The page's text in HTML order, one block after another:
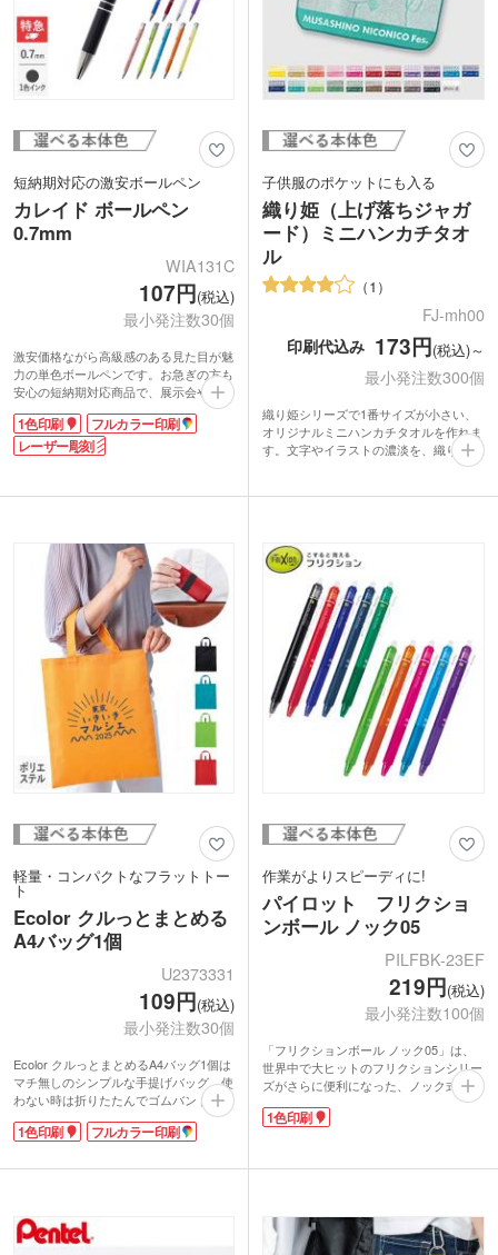
短納期対応の激安ボールペン
カレイド ボールペン
0.7mm
WIA131C
107円(税込)
最小発注数30個
激安価格ながら高級感のある見た目が魅
力の単色ボールペンです。お急ぎの方も
安心の短納期対応商品で、展示会やオー
プンキャンパスなど大勢の来場者への配
布におすすめ。スルスル書ける滑らかな
書き心地で、オンオフ問わず使えます。
学生からビジネスパーソンまで幅広い層
印刷方法は1色・フルカラー・レーザー
合った本体色を探しやすいです。
1色印刷
フルカラー印刷
レーザー彫刻
子供服のポケットにも入る
織り姫（上げ落ちジャガ
ード）ミニハンカチタオ
ル
1
FJ-mh00
印刷代込み 173円(税込)～
最小発注数300個
織り姫シリーズで1番サイズが小さい、
オリジナルミニハンカチタオルを作れま
す。文字やイラストの濃淡を、織りの凹
凸で表現。インク印刷と異なり、洗濯に
の今治製で手触りが良く、綿100％なの
拭きとして活躍します。
リーズナブルなので、公共団体のPR品
や学校卒業記念品におススメです。限ら
れた予算で満足度の高いオリジナルタオ
ルが制作できます。
軽量・コンパクトなフラットトー
ト
Ecolor クルっとまとめる
A4バッグ1個
U2373331
109円(税込)
最小発注数30個
Ecolor クルっとまとめるA4バッグ1個は
マチ無しのシンプルな手提げバッグ。使
わない時は折りたたんでゴムバンドで小
さくまとめられます。A4サイズ対応で
展示会や説明会の資料入れにも最適。軽
ル素材です。
納品なので大量配布にもかさばらず便利
です。パッケージは厚さ約20mm/重量約
1色印刷 フルカラー印刷
作業がよりスピーディに!
パイロット フリクショ
ンボール ノック05
PILFBK-23EF
219円(税込)
最小発注数100個
「フリクションボール ノック05」は、
世界中で大ヒットのフリクションシリー
ズがさらに便利になった、ノック式のフ
リクションボールペン(0.5mmタイプ)で
す。クリップスライドノック式を採用
ンク色がのぞくので、ONとOFFがわか
動画提供 : パイロット公式 YouTubeチャ
ンネル
1色印刷